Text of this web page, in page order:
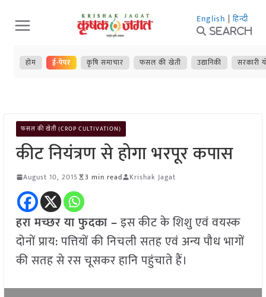
Skip
to
content
English | हिन्दी
Search
होम ई-पेपर कृषि समाचार फसल की खेती उद्यानिकी सरकारी
फसल की खेती (CROP CULTIVATION)
कीट नियंत्रण से होगा भरपूर कपास
August 10, 2015 3 min read Krishak Jagat
हरा मच्छर या फुदका –इस कीट के शिशु एवं वयस्क
दोनों प्राय: पत्तियों की निचली सतह एवं अन्य पौध भागों
की सतह से रस चूसकर हानि पहुंचाते हैं।